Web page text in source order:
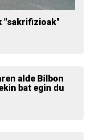
"sakrifizioak"
alde Bilbon
bat egin du